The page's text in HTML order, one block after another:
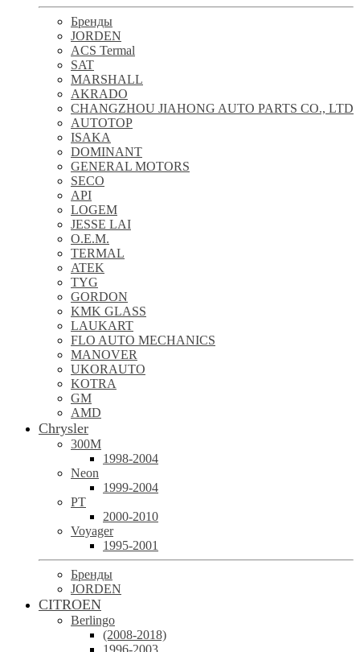
Бренды
JORDEN
ACS Termal
SAT
MARSHALL
AKRADO
CHANGZHOU JIAHONG AUTO PARTS CO., LTD
AUTOTOP
ISAKA
DOMINANT
GENERAL MOTORS
SECO
API
LOGEM
JESSE LAI
O.E.M.
TERMAL
ATEK
TYG
GORDON
KMK GLASS
LAUKART
FLO AUTO MECHANICS
MANOVER
UKORAUTO
KOTRA
GM
AMD
Chrysler
300M
1998-2004
Neon
1999-2004
PT
2000-2010
Voyager
1995-2001
Бренды
JORDEN
CITROEN
Berlingo
(2008-2018)
1996-2003